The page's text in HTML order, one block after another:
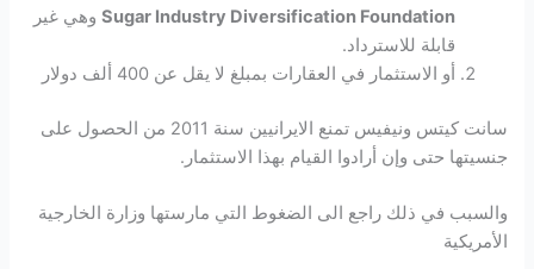
Sugar Industry Diversification Foundation وهي غير
قابلة للاسترداد.
أو الاستثمار في العقارات بمبلغ لا يقل عن 400 ألف دولار
سانت كيتس ونيفيس تمنع الايرانيين سنة 2011 من الحصول على
جنسيتها حتى وإن أرادوا القيام بهذا الاستثمار.
والسبب في ذلك راجع الى الضغوط التي مارستها وزارة الخارجية
الأمريكية